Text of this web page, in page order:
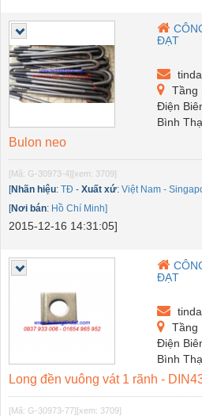
ĐẠT
Tầng
Điện
Bình
Bulon neo
[Mã: G-30973-4][xem: 3709]
[Nhãn hiệu: TĐ - Xuất xứ: Việt Nam -
[Nơi bán: Hồ Chí Minh]
2015-12-16 14:31:05]
ĐẠT
Tầng
Điện
Bình
Long đền vuông vát 1 rãnh -
[Mã: G-30973-77][xem: 3709]